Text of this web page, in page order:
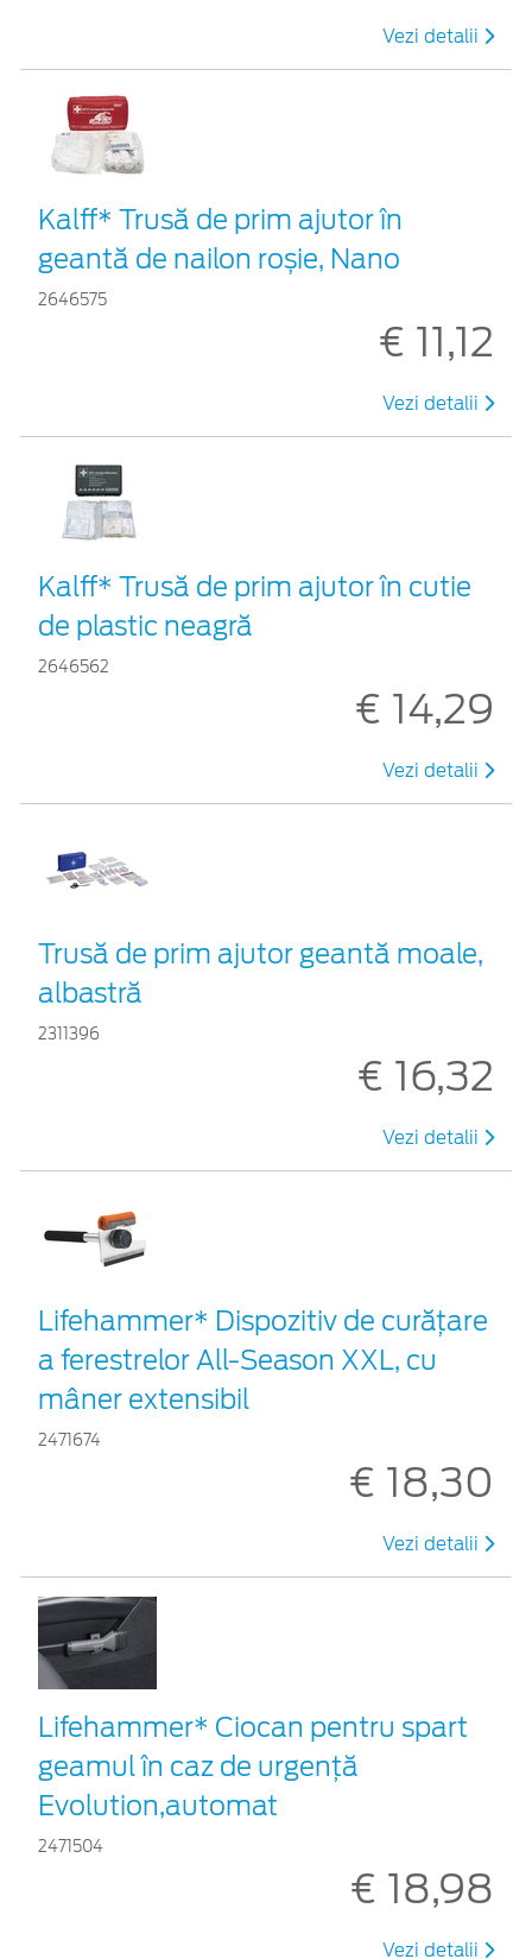
Vezi detalii
Kalff* Trusă de prim ajutor în
geantă de nailon roșie, Nano
2646575
€ 11,12
Vezi detalii
Kalff* Trusă de prim ajutor în cutie
de plastic neagră
2646562
€ 14,29
Vezi detalii
Trusă de prim ajutor geantă moale,
albastră
2311396
€ 16,32
Vezi detalii
Lifehammer* Dispozitiv de curățare
a ferestrelor All-Season XXL, cu
mâner extensibil
2471674
€ 18,30
Vezi detalii
Lifehammer* Ciocan pentru spart
geamul în caz de urgenţă
Evolution,automat
2471504
€ 18,98
Vezi detalii